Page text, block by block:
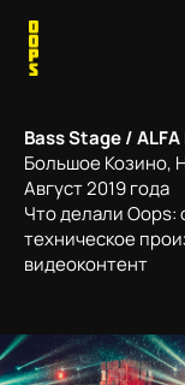
Bass Stage / ALFA
Большое Козино,
Август 2019 года
Что делали Oops:
техническое
видеоконтент